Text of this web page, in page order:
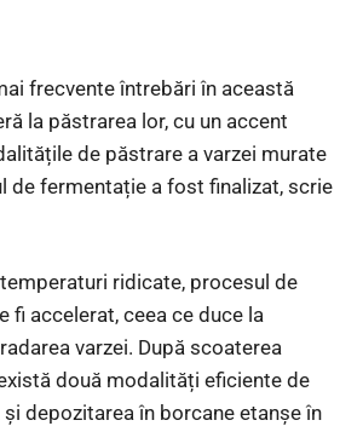
frecvente întrebări în această
la păstrarea lor, cu un accent
de păstrare a varzei murate
de fermentație a fost finalizat, scrie
ridicate, procesul de
fi accelerat, ceea ce duce la
varzei. După scoaterea
două modalități eficiente de
depozitarea în borcane etanșe în